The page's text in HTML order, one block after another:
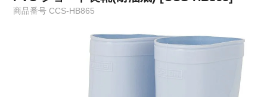
商品番号 CCS-HB865